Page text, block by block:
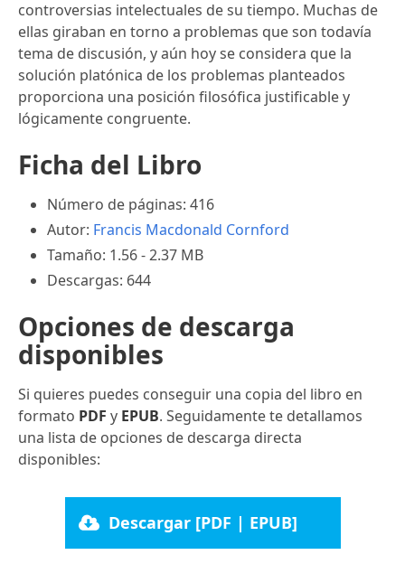
controversias intelectuales de su tiempo. Muchas de
ellas giraban en torno a problemas que son todavía
tema de discusión, y aún hoy se considera que la
solución platónica de los problemas planteados
proporciona una posición filosófica justificable y
lógicamente congruente.
Ficha del Libro
Número de páginas: 416
Autor: Francis Macdonald Cornford
Tamaño: 1.56 - 2.37 MB
Descargas: 644
Opciones de descarga
disponibles
Si quieres puedes conseguir una copia del libro en
formato PDF y EPUB. Seguidamente te detallamos
una lista de opciones de descarga directa
disponibles:
Descargar [PDF | EPUB]